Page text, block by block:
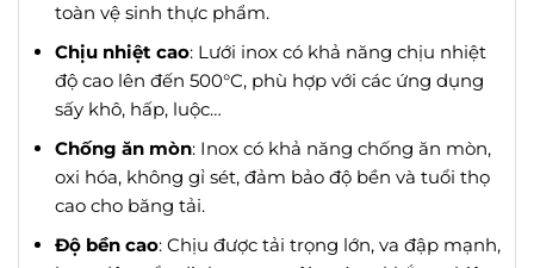
toàn vệ sinh thực phẩm.
Chịu nhiệt cao: Lưới inox có khả năng chịu nhiệt
độ cao lên đến 500°C, phù hợp với các ứng dụng
sấy khô, hấp, luộc…
Chống ăn mòn: Inox có khả năng chống ăn mòn,
oxi hóa, không gỉ sét, đảm bảo độ bền và tuổi thọ
cao cho băng tải.
Độ bền cao: Chịu được tải trọng lớn, va đập mạnh,